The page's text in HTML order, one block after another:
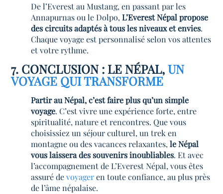
De l’Everest au Mustang, en passant par les
Annapurnas ou le Dolpo, L’Everest Népal propose
des circuits adaptés à tous les niveaux et envies.
Chaque voyage est personnalisé selon vos attentes
et votre rythme.
7. CONCLUSION : LE NÉPAL,UN
VOYAGE QUI TRANSFORME
Partir au Népal, c’est faire plus qu’un simple
voyage. C’est vivre une expérience forte, entre
spiritualité, nature et rencontres. Que vous
choisissiez un séjour culturel, un trek en
montagne ou des vacances relaxantes,le Népal
vous laissera des souvenirs inoubliables. Et avec
l’accompagnement de L’Everest Népal, vous êtes
assuré devoyageren toute confiance, au plus près
de l’âme népalaise.